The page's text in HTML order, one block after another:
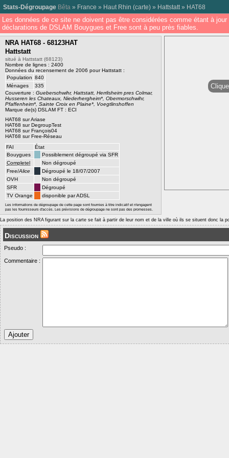
Stats-Dégroupage Bêta » France » Haut Rhin (carte) » Hattstatt » HAT68
Les données de ce site ne doivent pas être considérées comme étant à
déclarations de DSLAM Bouygues et Free sont à peu près fiables.
NRA HAT68 - 68123HAT
Hattstatt
situé à Hattstatt (68123)
Nombre de lignes : 2400
Données du recensement de 2006 pour Hattstatt :
Population 840
Ménages
335
Couverture : Gueberschwihr, Hattstatt, Herrlisheim pres Colmar,
Husseren les Chateaux, Niederhergheim*, Obermorschwihr,
Pfaffenheim*, Sainte Croix en Plaine*, Voegtlinshoffen
Marque de(s) DSLAM FT : ECI
HAT68 sur Ariase
HAT68 sur DegroupTest
HAT68 sur François04
HAT68 sur Free-Réseau
FAI
État
Bouygues
Possiblement dégroupé via SFR
Completel
Non dégroupé
Free/Alice
Dégroupé le 18/07/2007
OVH
Non dégroupé
SFR
Dégroupé
TV Orange
disponible par ADSL
Les informations de dégroupage de cette page sont fournies à titre indicatif et n'engagent
pas les fournisseurs d'accès. Les prévisions de dégroupage ne sont pas des promesses.
La position des NRA figurant sur la carte se fait à partir de leur nom et de la ville où ils se situent donc la
Discussion
Pseudo :
Commentaire :